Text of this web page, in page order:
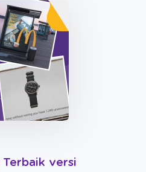
Terbaik versi